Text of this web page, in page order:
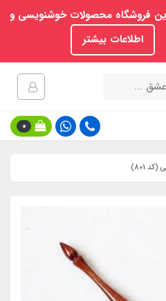
فروشگاه محصولات خوشنویسی و
اطلاعات بیشتر
0
801)